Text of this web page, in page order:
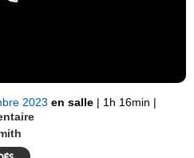
2023en salle | 1h 16min |